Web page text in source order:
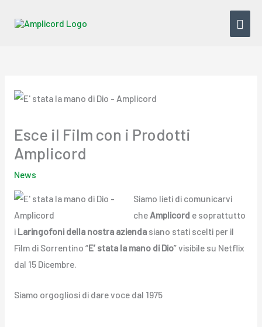
Esce il Film con i Prodotti
Amplicord
News
Siamo lieti di comunicarvi
che Amplicord e soprattutto
i Laringofoni della nostra aziendasiano stati scelti per il
Film di Sorrentino “E’ stata la mano di Dio” visibile su Netflix
dal 15 Dicembre.
Siamo orgogliosi di dare voce dal 1975